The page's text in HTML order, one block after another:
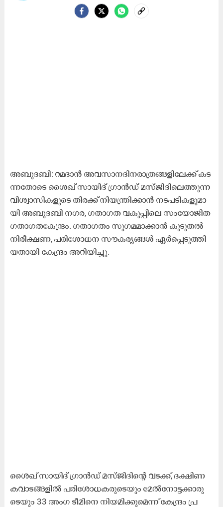
അ​ബൂ​ദ​ബി: റ​മ​ദാ​ന്‍ അ​വ​സാ​ന​ദി​ന​രാ​ത്ര​ങ്ങ​ളി​ലേ​ക്ക് ക​ട​
ന്ന​തോ​ടെ ശൈ​ഖ് സാ​യി​ദ് ഗ്രാ​ന്‍ഡ് മ​സ്ജി​ദി​ലെ​ത്തു​ന്ന
വി​ശ്വാ​സി​ക​ളു​ടെ തി​ര​ക്ക് നി​യ​ന്ത്രി​ക്കാ​ന്‍ ന​ട​പ​ടി​ക​ളു​മാ​
യി അ​ബൂ​ദ​ബി ന​ഗ​ര, ഗ​താ​ഗ​ത വ​കു​പ്പി​ലെ സം​യോ​ജി​ത
ഗ​താ​ഗ​ത​കേ​ന്ദ്രം. ഗ​താ​ഗ​തം സു​ഗ​മ​മാ​ക്കാ​ന്‍ കൂ​ടു​ത​ല്‍
നി​രീ​ക്ഷ​ണ, പ​രി​ശോ​ധ​ന സൗ​ക​ര്യ​ങ്ങ​ള്‍ ഏ​ര്‍പ്പെ​ടു​ത്തി​
യ​താ​യി കേ​ന്ദ്രം അ​റി​യി​ച്ചു.
ശൈ​ഖ് സാ​യി​ദ് ഗ്രാ​ന്‍ഡ് മ​സ്ജി​ദി​ന്‍റെ വ​ട​ക്ക്, ദ​ക്ഷി​ണ
ക​വാ​ട​ങ്ങ​ളി​ല്‍ പ​രി​ശോ​ധ​ക​രു​ടെ​യും മേ​ല്‍നോ​ട്ട​ക്കാ​രു​
ടെ​യും 33 അം​ഗ ടീ​മി​നെ നി​യ​മി​ക്കു​മെ​ന്ന് കേ​ന്ദ്രം പ്ര​